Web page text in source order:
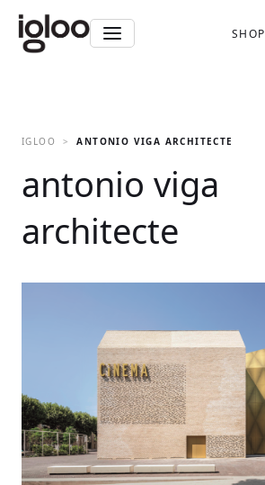
SHOP
IGLOO ANTONIO VIGA ARCHITECTE
antonio viga
architecte